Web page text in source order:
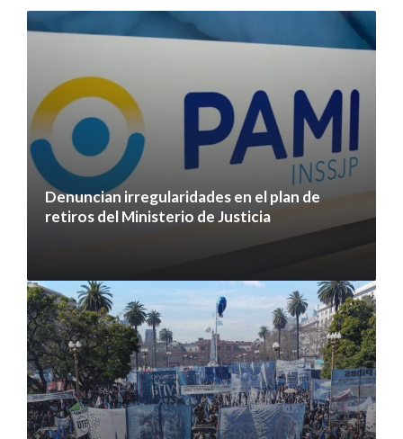
Denuncian irregularidades en el plan de
retiros del Ministerio de Justicia